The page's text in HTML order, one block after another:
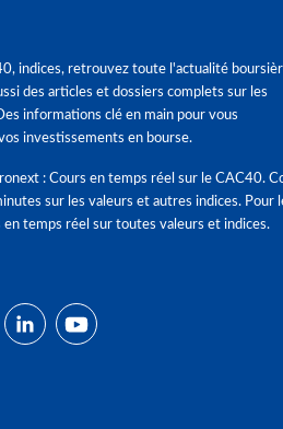
indices, retrouvez toute l'actualité
des articles et dossiers complets sur les
informations clé en main pour vous
investissements en bourse.
: Cours en temps réel sur le CAC40.
sur les valeurs et autres indices. Pour
en temps réel sur toutes valeurs et indices.
en garantissant la